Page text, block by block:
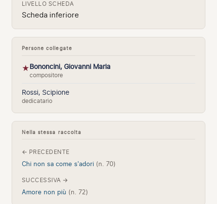
LIVELLO SCHEDA
Scheda inferiore
Persone collegate
★Bononcini, Giovanni Maria
compositore
Rossi, Scipione
dedicatario
Nella stessa raccolta
← PRECEDENTE
Chi non sa come s'adori (n. 70)
SUCCESSIVA →
Amore non più (n. 72)